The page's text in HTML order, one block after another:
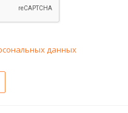
данных